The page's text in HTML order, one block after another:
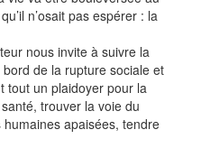
n’osait pas espérer : la
nous invite à suivre la
de la rupture sociale et
tout un plaidoyer pour la
trouver la voie du
apaisées, tendre